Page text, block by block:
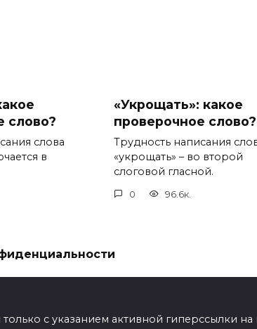
слово?
слова
в
«Укрощать»: какое
проверочное слово?
Трудность написания
«укрощать» – во второй
слоговой гласной.
0 96.6к.
с указанием активной гиперссылки